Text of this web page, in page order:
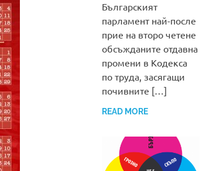
Българският
парламент най-после
прие на второ четене
обсъжданите отдавна
промени в Кодекса
по труда, засягащи
почивните […]
READ MORE